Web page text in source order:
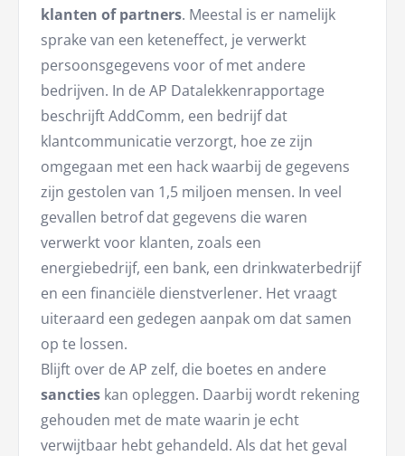
klanten of partners. Meestal is er namelijk
sprake van een keteneffect, je verwerkt
persoonsgegevens voor of met andere
bedrijven. In de AP Datalekkenrapportage
beschrijft AddComm, een bedrijf dat
klantcommunicatie verzorgt, hoe ze zijn
omgegaan met een hack waarbij de gegevens
zijn gestolen van 1,5 miljoen mensen. In veel
gevallen betrof dat gegevens die waren
verwerkt voor klanten, zoals een
energiebedrijf, een bank, een drinkwaterbedrijf
en een financiële dienstverlener. Het vraagt
uiteraard een gedegen aanpak om dat samen
op te lossen.
Blijft over de AP zelf, die boetes en andere
sancties kan opleggen. Daarbij wordt rekening
gehouden met de mate waarin je echt
verwijtbaar hebt gehandeld. Als dat het geval